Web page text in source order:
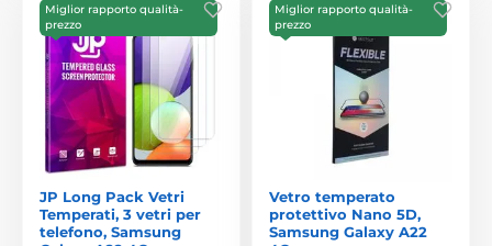
Miglior rapporto qualità-
prezzo
JP Long Pack Vetri
Temperati, 3 vetri per
telefono, Samsung
Miglior rapporto qualità-
prezzo
Vetro temperato
protettivo Nano 5D,
Samsung Galaxy A22